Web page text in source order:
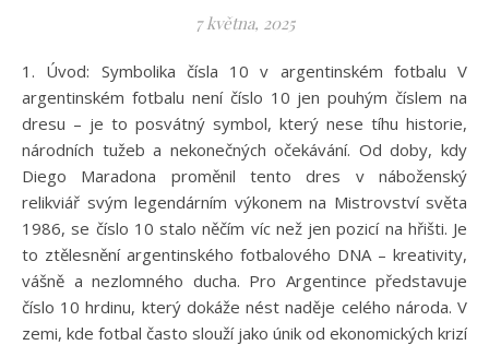
7 května, 2025
1. Úvod: Symbolika čísla 10 v argentinském fotbalu V
argentinském fotbalu není číslo 10 jen pouhým číslem na
dresu – je to posvátný symbol, který nese tíhu historie,
národních tužeb a nekonečných očekávání. Od doby, kdy
Diego Maradona proměnil tento dres v náboženský
relikviář svým legendárním výkonem na Mistrovství světa
1986, se číslo 10 stalo něčím víc než jen pozicí na hřišti. Je
to ztělesnění argentinského fotbalového DNA – kreativity,
vášně a nezlomného ducha. Pro Argentince představuje
číslo 10 hrdinu, který dokáže nést naděje celého národa. V
zemi, kde fotbal často slouží jako únik od ekonomických krizí